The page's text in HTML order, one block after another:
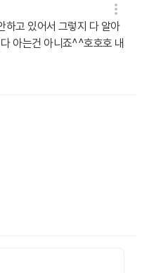
하고 있어서 그렇지 다 알아
아는건 아니죠^^호호호 내